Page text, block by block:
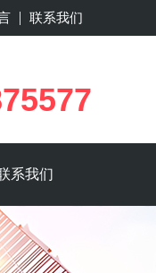
联系我们
系我们